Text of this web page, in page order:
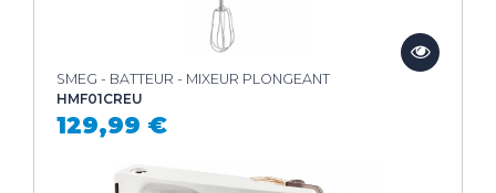
SMEG - BATTEUR - MIXEUR PLONGEANT
HMF01CREU
129,99 €